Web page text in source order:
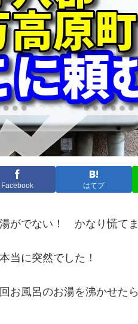
Facebook はてブ
がでない！ かなり慌て
当に突然でした！
お風呂のお湯を沸かせた